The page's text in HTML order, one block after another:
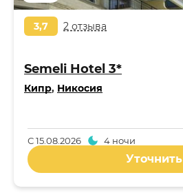
3,7 2 отзыва
Semeli Hotel 3*
Кипр, Никосия
С15.08.2026 4 ночи
Уточнить